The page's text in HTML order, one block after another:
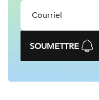
SOUMETTRE